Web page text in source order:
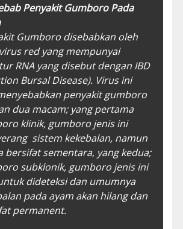
Penyakit Gumboro Pada
Gumboro disebabkan oleh
red yang mempunyai
RNA yang disebut dengan IBD
Bursal Disease). Virus ini
penyakit gumboro
dua macam; yang pertama
klinik, gumboro jenis ini
sistem kekebalan, namun
bersifat sementara, yang kedua;
subklonik, gumboro jenis ini
dideteksi dan umumnya
pada ayam akan hilang dan
permanent.